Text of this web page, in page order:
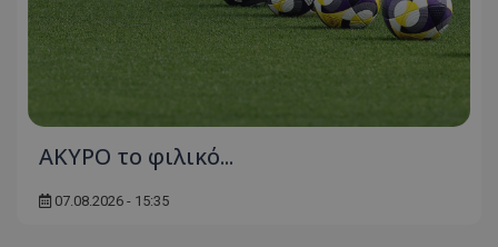
AKYΡΟ το φιλικό...
07.08.2026 - 15:35